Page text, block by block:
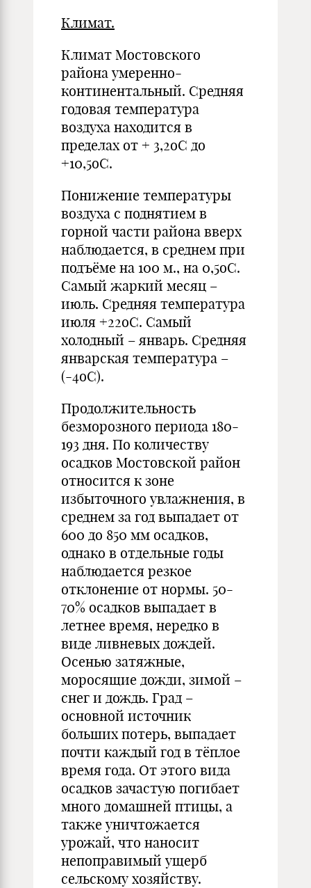
Климат.
Климат Мостовского
района умеренно-
континентальный. Средняя
годовая температура
воздуха находится в
пределах от + 3,2оС до
+10,5оС.
Понижение температуры
воздуха с поднятием в
горной части района вверх
наблюдается, в среднем при
подъёме на 100 м., на 0,5оС.
Самый жаркий месяц –
июль. Средняя температура
июля +22оС. Самый
холодный – январь. Средняя
январская температура –
(-4оС).
Продолжительность
безморозного периода 180-
193 дня. По количеству
осадков Мостовской район
относится к зоне
избыточного увлажнения, в
среднем за год выпадает от
600 до 850 мм осадков,
однако в отдельные годы
наблюдается резкое
отклонение от нормы. 50-
70% осадков выпадает в
летнее время, нередко в
виде ливневых дождей.
Осенью затяжные,
моросящие дожди, зимой –
снег и дождь. Град –
основной источник
больших потерь, выпадает
почти каждый год в тёплое
время года. От этого вида
осадков зачастую погибает
много домашней птицы, а
также уничтожается
урожай, что наносит
непоправимый ущерб
сельскому хозяйству.